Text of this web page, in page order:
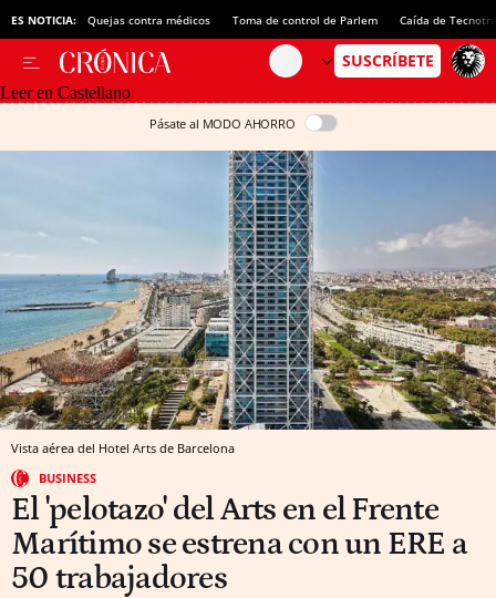
ES NOTICIA: Quejas contra médicos Toma de control de Parlem Caída de
Leer en Castellano
Pásate al MODO AHORRO
Vista aérea del Hotel Arts de Barcelona
BUSINESS
El 'pelotazo' del Arts en el Frente
Marítimo se estrena con un ERE a
50 trabajadores